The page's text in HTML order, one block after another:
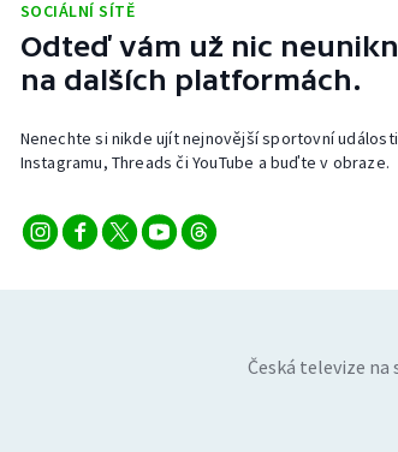
SOCIÁLNÍ SÍTĚ
Odteď vám už nic
na dalších platformách.
Nenechte si nikde ujít nejnovější sportovní
Instagramu, Threads či YouTube a buďte v obraze.
Česká televize